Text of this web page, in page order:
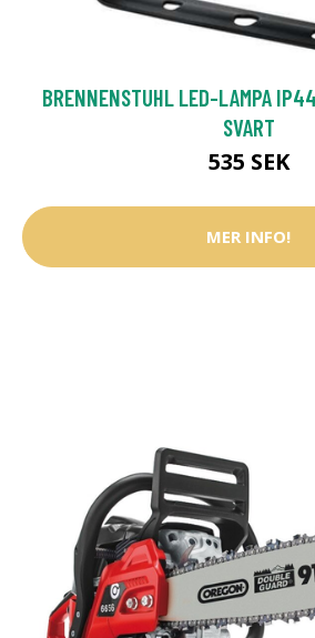
BRENNENSTUHL LED-LAMPA
SVART
535 SEK
MER INFO!